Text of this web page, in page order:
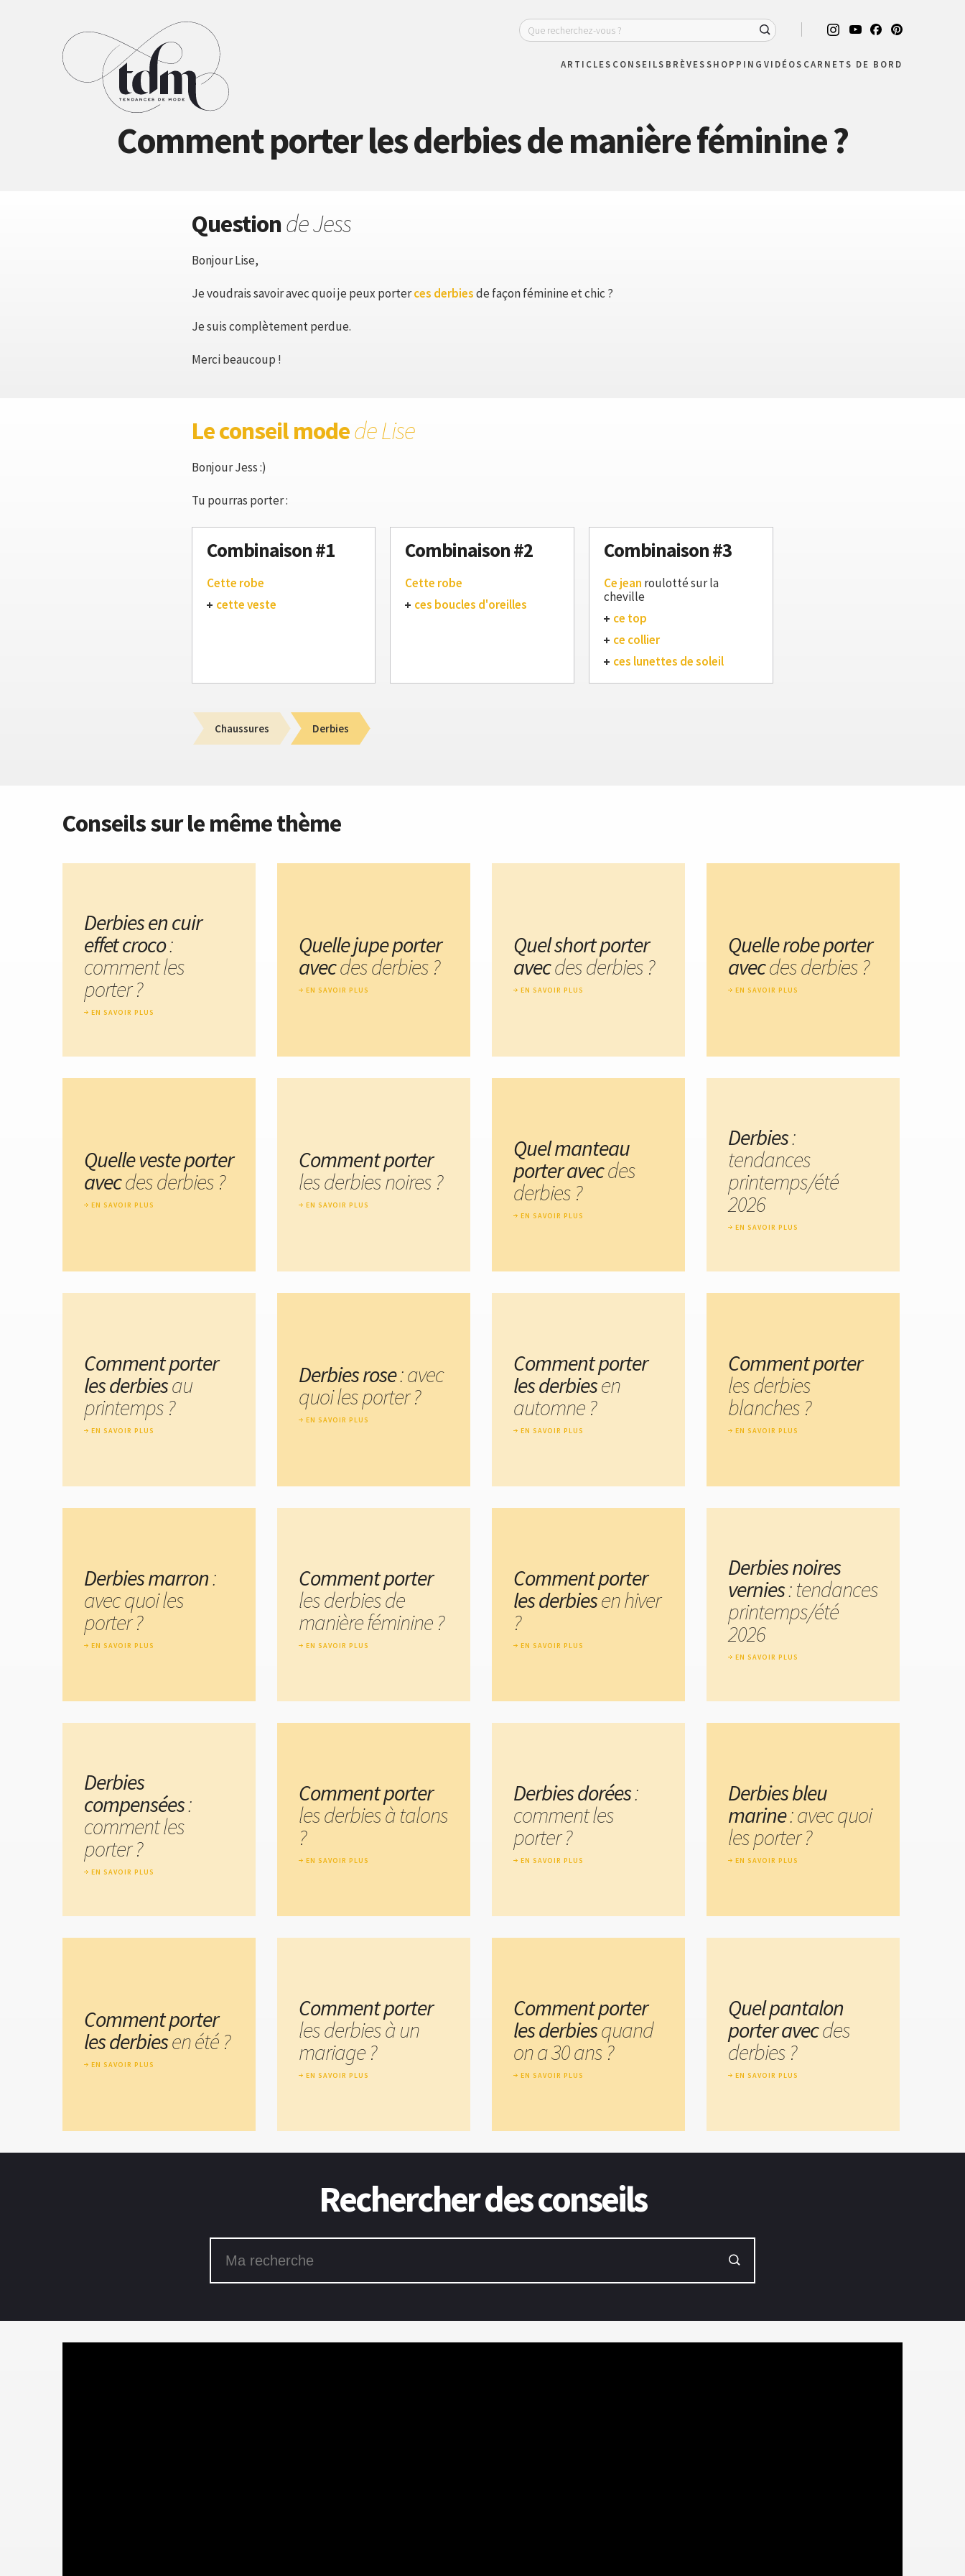
ARTICLES CONSEILS BRÈVESSHOPPING VIDÉOS CARNETS DE BORD
Comment porter les derbies de manière féminine ?
Questionde Jess
Bonjour Lise,
Je voudrais savoir avec quoi je peux porterces derbiesde façon féminine et chic ?
Je suis complètement perdue.
Merci beaucoup !
Le conseil modede Lise
Bonjour Jess :)
Tu pourras porter :
Combinaison #1
Cette robe
cette veste
Combinaison #2
Cette robe
ces boucles d'oreilles
Combinaison #3
Ce jean roulotté sur la
cheville
ce top
ce collier
ces lunettes de soleil
Chaussures Derbies
Conseils sur le même thème
Derbies en cuir
effet croco:
comment les
porter ?
EN SAVOIR PLUS
Quelle jupe porter
avecdes derbies ?
EN SAVOIR PLUS
Quel short porter
avecdes derbies ?
EN SAVOIR PLUS
Quelle robe porter
avecdes derbies ?
EN SAVOIR PLUS
Quelle veste porter
avecdes derbies ?
EN SAVOIR PLUS
Comment porter
les derbies noires ?
EN SAVOIR PLUS
Quel manteau
porter avecdes
derbies ?
EN SAVOIR PLUS
Derbies:
tendances
printemps/été
2026
EN SAVOIR PLUS
Comment porter
les derbiesau
printemps ?
EN SAVOIR PLUS
Derbies rose: avec
quoi les porter ?
EN SAVOIR PLUS
Comment porter
les derbiesen
automne ?
EN SAVOIR PLUS
Comment porter
les derbies
blanches ?
EN SAVOIR PLUS
Derbies marron:
avec quoi les
porter ?
EN SAVOIR PLUS
Comment porter
les derbies de
manière féminine ?
EN SAVOIR PLUS
Comment porter
les derbiesen hiver
?
EN SAVOIR PLUS
Derbies noires
vernies: tendances
printemps/été
2026
EN SAVOIR PLUS
Derbies
compensées:
comment les
porter ?
EN SAVOIR PLUS
Comment porter
les derbies à talons
?
EN SAVOIR PLUS
Derbies dorées:
comment les
porter ?
EN SAVOIR PLUS
Derbies bleu
marine: avec quoi
les porter ?
EN SAVOIR PLUS
Comment porter
les derbiesen été ?
EN SAVOIR PLUS
Comment porter
les derbies à un
mariage ?
EN SAVOIR PLUS
Comment porter
les derbiesquand
on a 30 ans ?
EN SAVOIR PLUS
Quel pantalon
porter avecdes
derbies ?
EN SAVOIR PLUS
Rechercher des conseils